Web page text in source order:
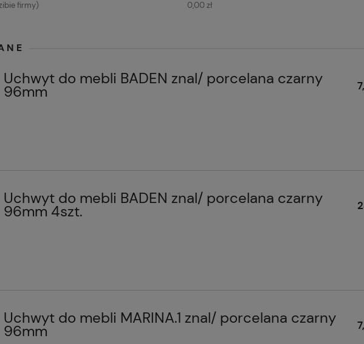
firmy) 0,00 zł
Uchwyt do mebli BADEN znal/ porcelana czarny
96mm
Uchwyt do mebli BADEN znal/ porcelana czarny
96mm 4szt.
Uchwyt do mebli MARINA.1 znal/ porcelana czarny
96mm